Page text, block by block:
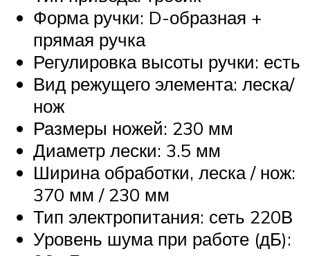
Форма ручки: D-образная +
прямая ручка
Регулировка высоты ручки: есть
Вид режущего элемента: леска/
нож
Размеры ножей: 230 мм
Диаметр лески: 3.5 мм
Ширина обработки, леска / нож:
370 мм / 230 мм
Тип электропитания: сеть 220В
Уровень шума при работе (дБ):